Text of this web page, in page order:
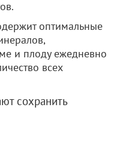
оптимальные
и плоду ежедневно
всех
сохранить